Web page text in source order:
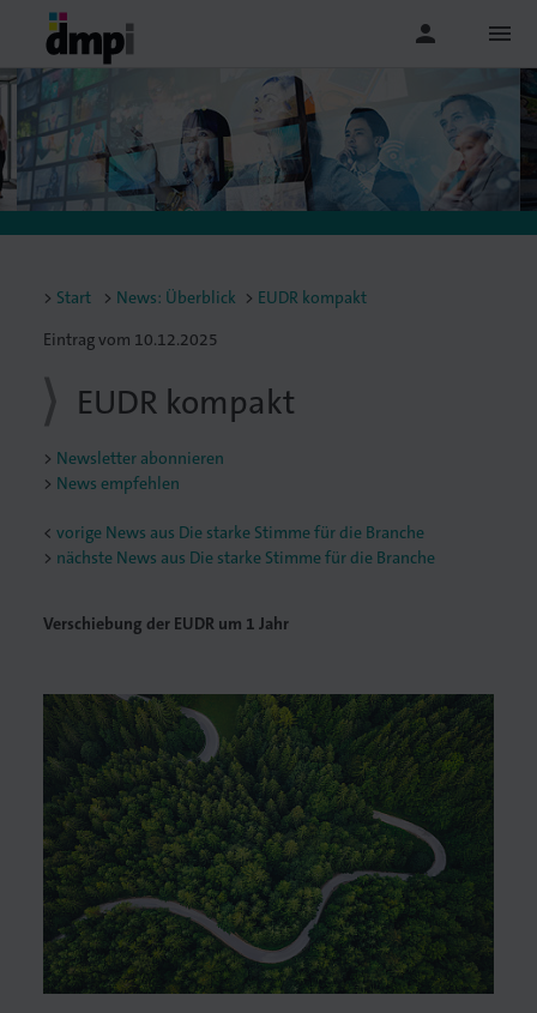
person menu
Start News: Überblick
EUDR kompakt
Eintrag vom 10.12.2025
EUDR kompakt
Newsletter abonnieren
News empfehlen
<vorige News aus Die starke Stimme für die Branche
nächste News aus Die starke Stimme für die Branche
Verschiebung der EUDR um 1 Jahr